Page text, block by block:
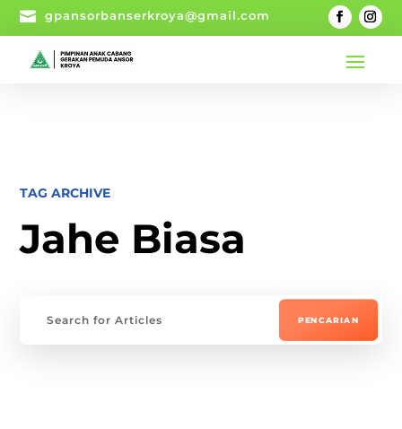
 gpansorbanserkroya@gmail.com
TAG ARCHIVE
Jahe Biasa